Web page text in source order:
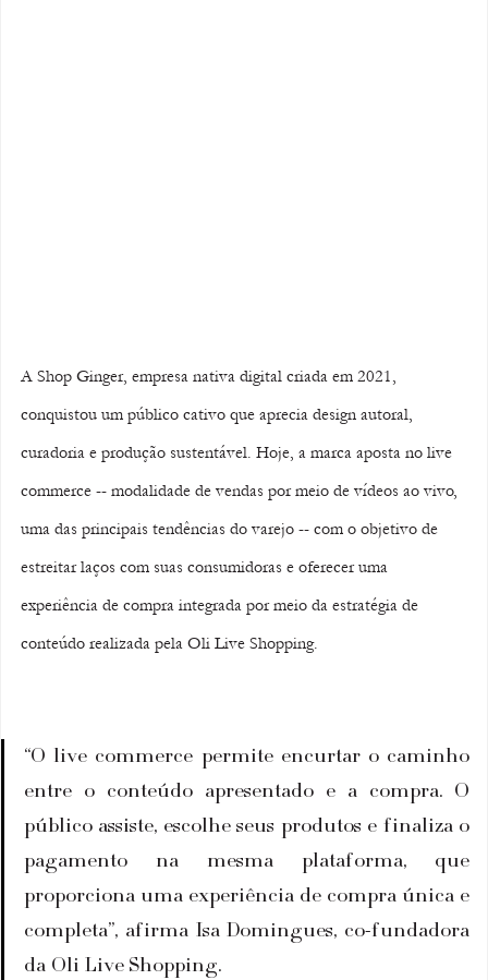
A Shop Ginger, empresa nativa digital criada em 2021,
conquistou um público cativo que aprecia design autoral,
curadoria e produção sustentável. Hoje, a marca aposta no live
commerce -- modalidade de vendas por meio de vídeos ao vivo,
uma das principais tendências do varejo -- com o objetivo de
estreitar laços com suas consumidoras e oferecer uma
experiência de compra integrada por meio da estratégia de
conteúdo realizada pela Oli Live Shopping.
“O live commerce permite encurtar o caminho
entre o conteúdo apresentado e a compra. O
público assiste, escolhe seus produtos e finaliza o
pagamento na mesma plataforma, que
proporciona uma experiência de compra única e
completa”, afirma Isa Domingues, co-fundadora
da Oli Live Shopping.